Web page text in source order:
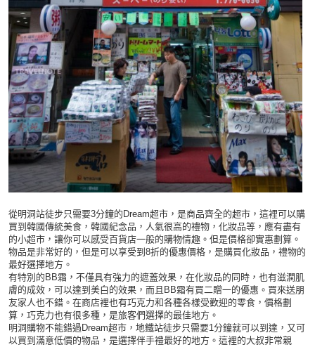
從明洞站徒步只需要3分鐘的Dream超市，是商品齊全的超市，這裡可以購
買到韓國傳統美食，韓國紀念品，人氣很高的禮物，化妝品等，應有盡有
的小超市，讓你可以感受百貨店一般的購物情趣。但是價格卻實惠劃算。
物品是非常好的，但是可以享受到8折的優惠價格，是購買化妝品，禮物的
最好選擇地方。
有特別的BB霜，不僅具有強力的遮蓋效果，在化妝品的同時，也有滋潤肌
膚的成效，可以達到美白的效果，而且BB霜有買二贈一的優惠。買來送朋
友家人也不錯。在商店裡也有巧克力和各種各樣受歡迎的零食，價格劃
算，巧克力也有很多種，是旅客們選擇的最佳地方。
明洞購物不能錯過Dream超市，地鐵站徒步只需要1分鐘就可以到達，又可
以買到滿意低價的物品，是選擇伴手禮最好的地方。這裡的大叔非常親